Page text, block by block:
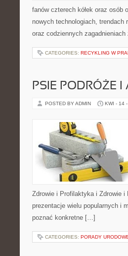
fanów czterech kółek oraz osób
nowych technologiach,
oraz codziennych
CATEGORIES: RECYKLING W
PSIE PODRÓŻE I
POSTED BY ADMIN KWI - 14
Zdrowie i Profilaktyka i Zdrowie
prezentacje wielu popularnych i
poznać konkretne […]
CATEGORIES: PORADY